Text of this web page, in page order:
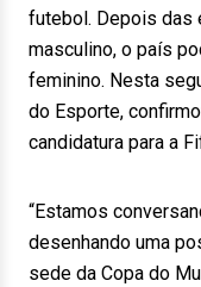
futebol. Depois das
masculino, o país
feminino. Nesta
do Esporte,
candidatura para a
“Estamos
desenhando uma
sede da Copa do